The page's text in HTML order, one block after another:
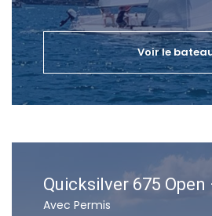
Voir le
Quicksilver 675 Open
Avec Permis